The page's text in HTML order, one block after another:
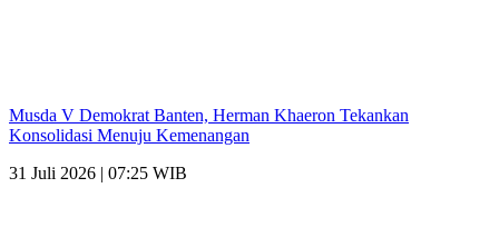
Musda V Demokrat Banten, Herman Khaeron Tekankan
Konsolidasi Menuju Kemenangan
31 Juli 2026 | 07:25 WIB